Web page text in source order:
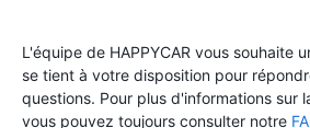
L'équipe de HAPPYCAR vous souhaite
se tient à votre disposition pour
questions. Pour plus d'informations sur
vous pouvez toujours consulter notre